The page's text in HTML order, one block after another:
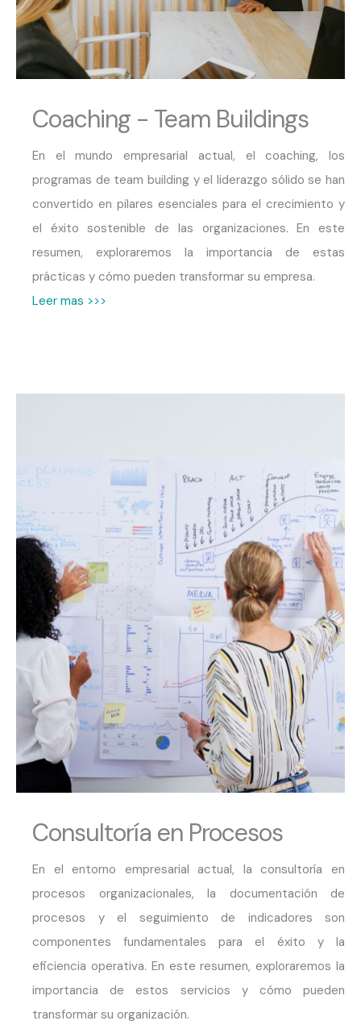
Coaching - Team Buildings
En el mundo empresarial actual, el coaching, los
programas de team building y el liderazgo sólido se han
convertido en pilares esenciales para el crecimiento y
el éxito sostenible de las organizaciones. En este
resumen, exploraremos la importancia de estas
prácticas y cómo pueden transformar su empresa.
Leer mas >>>
Consultoría en Procesos
En el entorno empresarial actual, la consultoría en
procesos organizacionales, la documentación de
procesos y el seguimiento de indicadores son
componentes fundamentales para el éxito y la
eficiencia operativa. En este resumen, exploraremos la
importancia de estos servicios y cómo pueden
transformar su organización.